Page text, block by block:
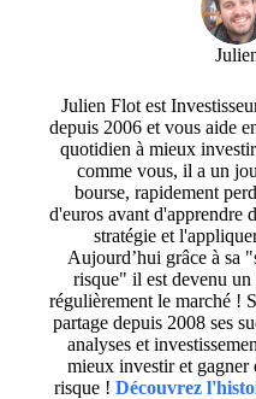
Julien Flot est
depuis 2006 et vous aide
quotidien à mieux
comme vous, il a un
bourse, rapidement
d'euros avant d'apprendre
stratégie et
Aujourd’hui grâce à sa
risque" il est devenu
régulièrement le marché !
partage depuis 2008 ses
analyses et
mieux investir et gagner
risque ! Découvrez